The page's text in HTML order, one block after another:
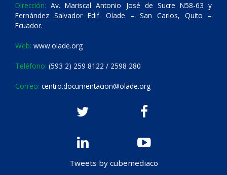
Dirección: Av. Mariscal Antonio José de Sucre N58-63 y
Fernández Salvador Edif. Olade – San Carlos, Quito –
Ecuador.
Web: www.olade.org
Teléfono: (593 2) 259 8122 / 2598 280
Correo: centro.documentacion@olade.org
Tweets by cubemediaco